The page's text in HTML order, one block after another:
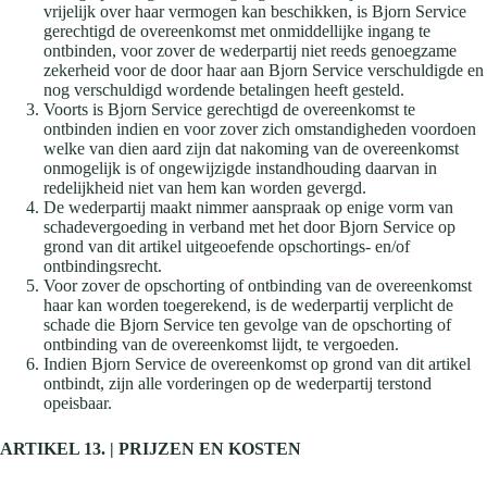
vrijelijk over haar vermogen kan beschikken, is Bjorn Service
gerechtigd de overeenkomst met onmiddellijke ingang te
ontbinden, voor zover de wederpartij niet reeds genoegzame
zekerheid voor de door haar aan Bjorn Service verschuldigde en
nog verschuldigd wordende betalingen heeft gesteld.
Voorts is Bjorn Service gerechtigd de overeenkomst te
ontbinden indien en voor zover zich omstandigheden voordoen
welke van dien aard zijn dat nakoming van de overeenkomst
onmogelijk is of ongewijzigde instandhouding daarvan in
redelijkheid niet van hem kan worden gevergd.
De wederpartij maakt nimmer aanspraak op enige vorm van
schadevergoeding in verband met het door Bjorn Service op
grond van dit artikel uitgeoefende opschortings- en/of
ontbindingsrecht.
Voor zover de opschorting of ontbinding van de overeenkomst
haar kan worden toegerekend, is de wederpartij verplicht de
schade die Bjorn Service ten gevolge van de opschorting of
ontbinding van de overeenkomst lijdt, te vergoeden.
Indien Bjorn Service de overeenkomst op grond van dit artikel
ontbindt, zijn alle vorderingen op de wederpartij terstond
opeisbaar.
ARTIKEL 13. | PRIJZEN EN KOSTEN